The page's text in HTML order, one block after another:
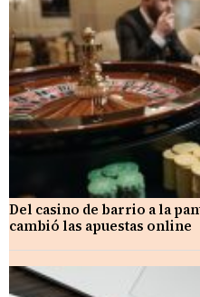
Del casino de barrio a la
cambió las apuestas online